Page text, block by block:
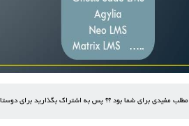
مطلب مفیدی برای شما بود ؟؟ پس به اشتراک بگذارید برای